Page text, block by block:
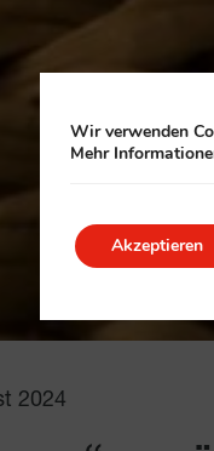
2024
Wir verwenden
Mehr
Akzeptieren